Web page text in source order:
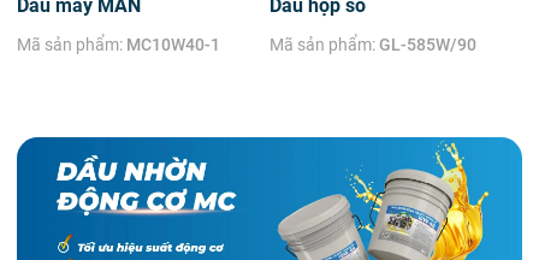
Dầu máy MAN
Mã sản phẩm: MC10W40-1
Dầu hộp số
Mã sản phẩm:GL-585W/90